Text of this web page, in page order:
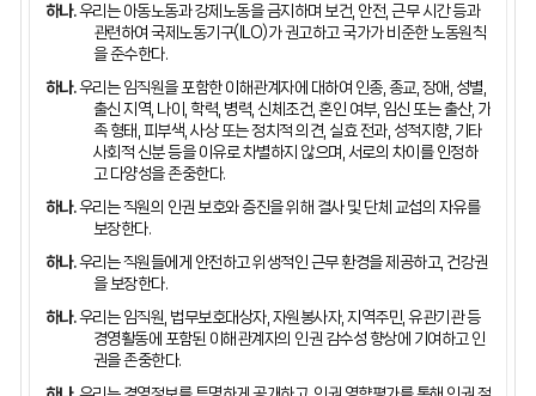
하나.우리는 아동노동과 강제노동을 금지하며 보건, 안전, 근무 시간 등과
관련하여 국제노동기구(ILO)가 권고하고 국가가 비준한 노동원칙
을 준수한다.
하나.우리는 임직원을 포함한 이해관계자에 대하여 인종, 종교, 장애, 성별,
출신 지역, 나이, 학력, 병력, 신체조건, 혼인 여부, 임신 또는 출산, 가
족 형태, 피부색, 사상 또는 정치적 의견, 실효 전과, 성적지향, 기타
사회적 신분 등을 이유로 차별하지 않으며, 서로의 차이를 인정하
고 다양성을 존중한다.
하나.우리는 직원의 인권 보호와 증진을 위해 결사 및 단체 교섭의 자유를
보장한다.
하나.우리는 직원들에게 안전하고 위생적인 근무 환경을 제공하고, 건강권
을 보장한다.
하나.우리는 임직원, 법무보호대상자, 자원봉사자, 지역주민, 유관기관 등
경영활동에 포함된 이해관계자의 인권 감수성 향상에 기여하고 인
권을 존중한다.